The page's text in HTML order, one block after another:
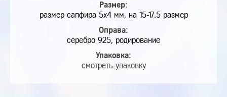
Размер:
размер сапфира 5х4 мм, на 15-17.5 размер
Оправа:
серебро 925, родирование
Упаковка:
смотреть упаковку